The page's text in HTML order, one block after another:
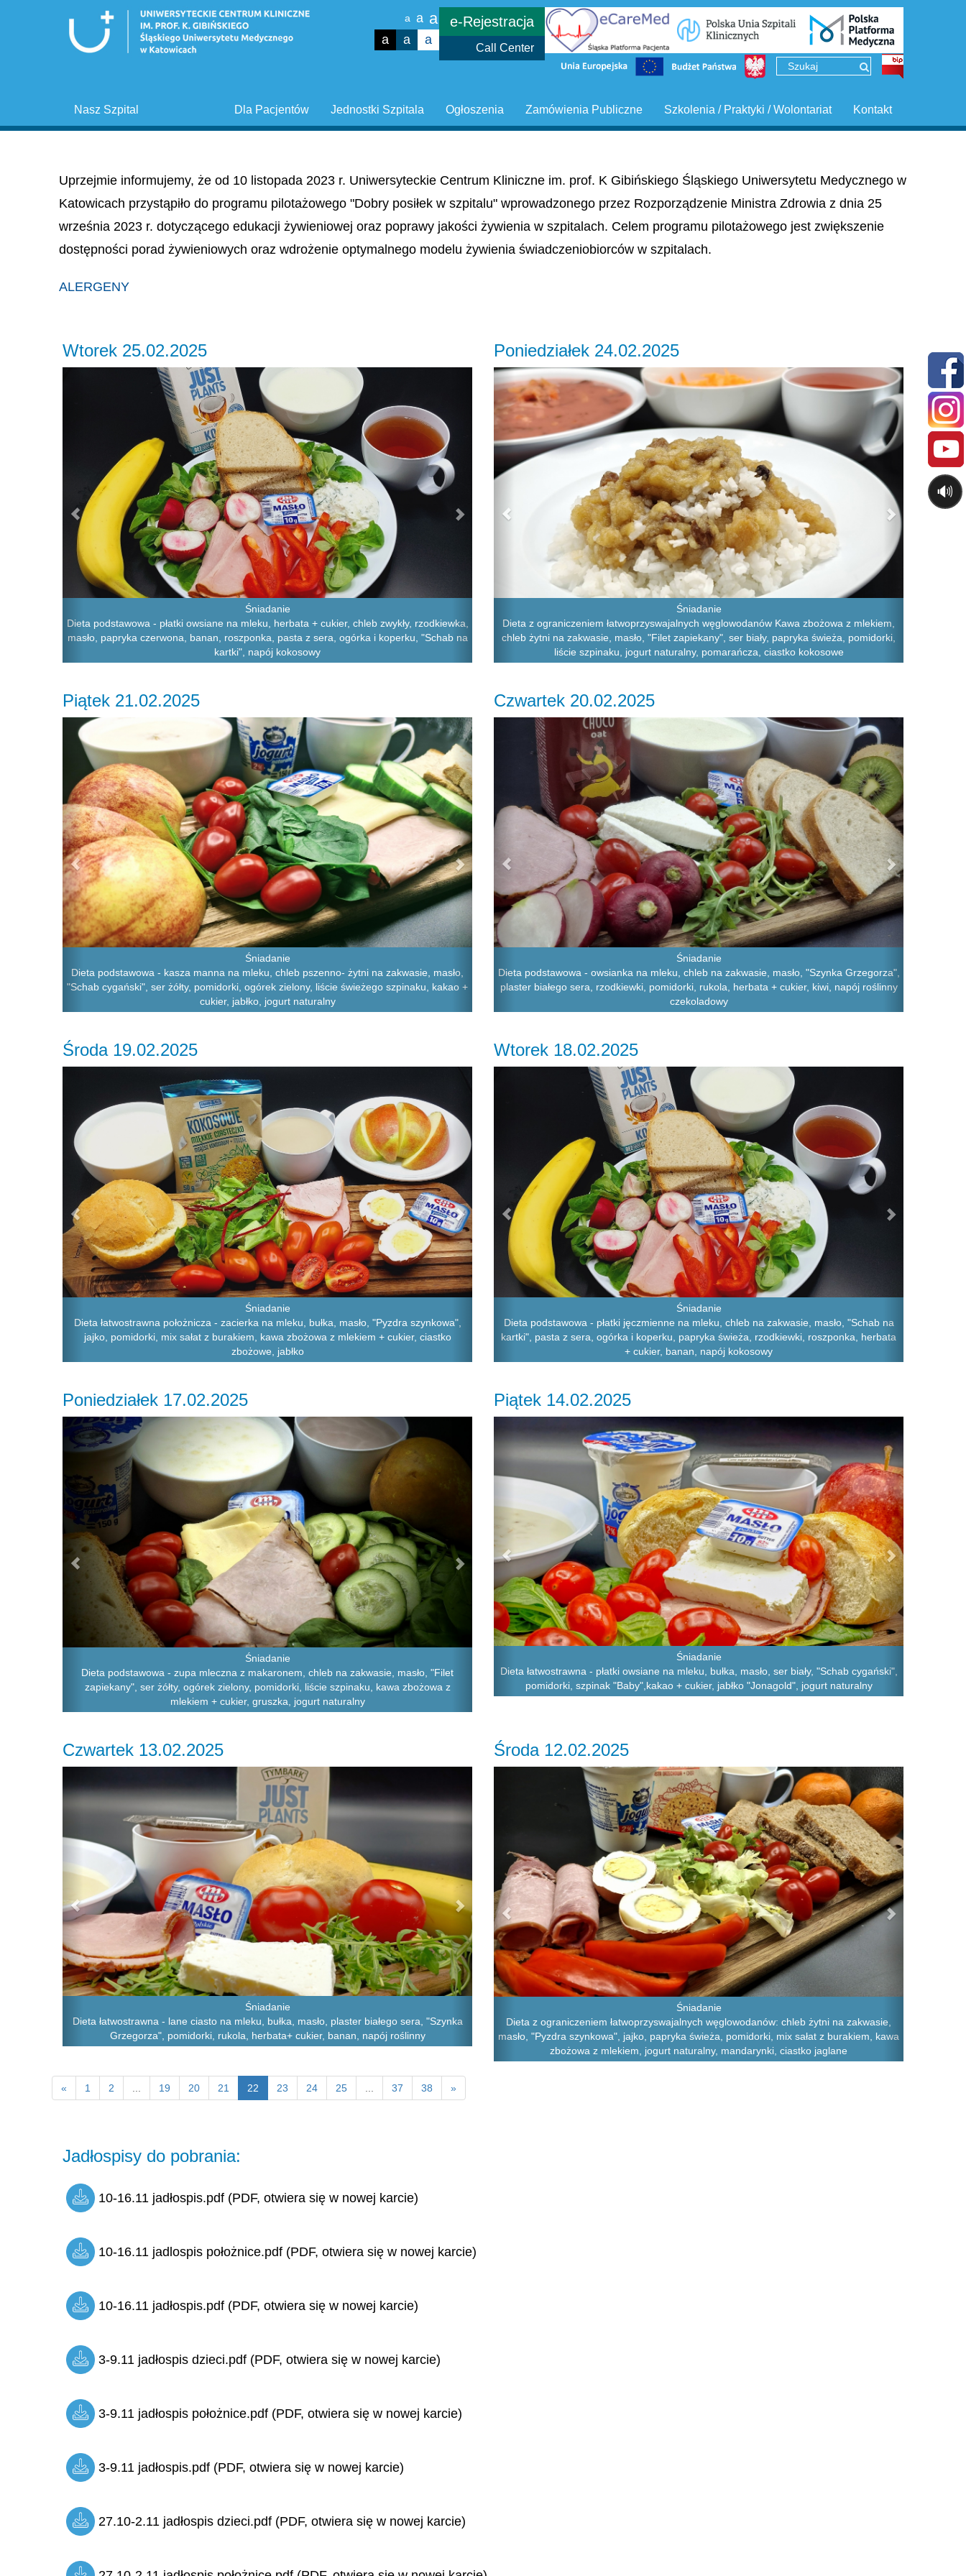
a a a
a a a
e-Rejestracja
Call Center
Kontakt
Szkolenia / Praktyki / Wolontariat
Zamówienia Publiczne
Ogłoszenia
Jednostki Szpitala
Dla Pacjentów
Nasz Szpital
Uprzejmie informujemy, że od 10 listopada 2023 r. Uniwersyteckie Centrum Kliniczne im. prof. K Gibińskiego Śląskiego Uniwersytetu Medycznego w
Katowicach przystąpiło do programu pilotażowego "Dobry posiłek w szpitalu" wprowadzonego przez Rozporządzenie Ministra Zdrowia z dnia 25
września 2023 r. dotyczącego edukacji żywieniowej oraz poprawy jakości żywienia w szpitalach. Celem programu pilotażowego jest zwiększenie
dostępności porad żywieniowych oraz wdrożenie optymalnego modelu żywienia świadczeniobiorców w szpitalach.
ALERGENY
Wtorek 25.02.2025
Śniadanie
Dieta podstawowa - płatki owsiane na mleku, herbata + cukier, chleb zwykły, rzodkiewka,
masło, papryka czerwona, banan, roszponka, pasta z sera, ogórka i koperku, "Schab na
kartki", napój kokosowy
Poniedziałek 24.02.2025
Śniadanie
Dieta z ograniczeniem łatwoprzyswajalnych węglowodanów Kawa zbożowa z mlekiem,
chleb żytni na zakwasie, masło, "Filet zapiekany", ser biały, papryka świeża, pomidorki,
liście szpinaku, jogurt naturalny, pomarańcza, ciastko kokosowe
Previous Next
Piątek 21.02.2025
Śniadanie
Dieta podstawowa - kasza manna na mleku, chleb pszenno- żytni na zakwasie, masło,
"Schab cygański", ser żółty, pomidorki, ogórek zielony, liście świeżego szpinaku, kakao +
cukier, jabłko, jogurt naturalny
Previous Next
Czwartek 20.02.2025
Śniadanie
Dieta podstawowa - owsianka na mleku, chleb na zakwasie, masło, "Szynka Grzegorza",
plaster białego sera, rzodkiewki, pomidorki, rukola, herbata + cukier, kiwi, napój roślinny
czekoladowy
Previous
Środa 19.02.2025
Śniadanie
Dieta łatwostrawna położnicza - zacierka na mleku, bułka, masło, "Pyzdra szynkowa",
jajko, pomidorki, mix sałat z burakiem, kawa zbożowa z mlekiem + cukier, ciastko
zbożowe, jabłko
Wtorek 18.02.2025
Śniadanie
Dieta podstawowa - płatki jęczmienne na mleku, chleb na zakwasie, masło, "Schab na
kartki", pasta z sera, ogórka i koperku, papryka świeża, rzodkiewki, roszponka, herbata
+ cukier, banan, napój kokosowy
Poniedziałek 17.02.2025
Śniadanie
Dieta podstawowa - zupa mleczna z makaronem, chleb na zakwasie, masło, "Filet
zapiekany", ser żółty, ogórek zielony, pomidorki, liście szpinaku, kawa zbożowa z
mlekiem + cukier, gruszka, jogurt naturalny
Previous
Piątek 14.02.2025
Śniadanie
Dieta łatwostrawna - płatki owsiane na mleku, bułka, masło, ser biały, "Schab cygański",
pomidorki, szpinak "Baby",kakao + cukier, jabłko "Jonagold", jogurt naturalny
Czwartek 13.02.2025
Śniadanie
Dieta łatwostrawna - lane ciasto na mleku, bułka, masło, plaster białego sera, "Szynka
Grzegorza", pomidorki, rukola, herbata+ cukier, banan, napój roślinny
Środa 12.02.2025
Śniadanie
Dieta z ograniczeniem łatwoprzyswajalnych węglowodanów: chleb żytni na zakwasie,
masło, "Pyzdra szynkowa", jajko, papryka świeża, pomidorki, mix sałat z burakiem, kawa
zbożowa z mlekiem, jogurt naturalny, mandarynki, ciastko jaglane
Next
« 1 2 19 20 21 22 23 24 25 37 38 »
Jadłospisy do pobrania:
10-16.11 jadłospis.pdf (PDF, otwiera się w nowej karcie)
10-16.11 jadlospis położnice.pdf (PDF, otwiera się w nowej karcie)
10-16.11 jadłospis.pdf (PDF, otwiera się w nowej karcie)
3-9.11 jadłospis dzieci.pdf (PDF, otwiera się w nowej karcie)
3-9.11 jadłospis położnice.pdf (PDF, otwiera się w nowej karcie)
3-9.11 jadłospis.pdf (PDF, otwiera się w nowej karcie)
27.10-2.11 jadłospis dzieci.pdf (PDF, otwiera się w nowej karcie)
🔊